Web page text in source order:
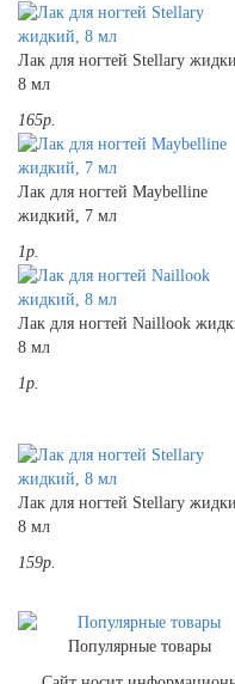
Лак для ногтей Stellary
8 мл
165р.
Лак для ногтей Maybelline
жидкий, 7 мл
1р.
Лак для ногтей Naillook
8 мл
1р.
Лак для ногтей Stellary
8 мл
159р.
Популярные товары